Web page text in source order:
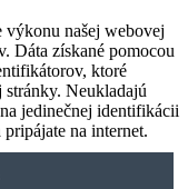
výkonu našej webovej
Dáta získané pomocou
ktoré
Neukladajú
jedinečnej identifikácii
na internet.